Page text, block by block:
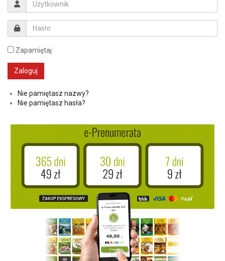
Zapamiętaj
Nie pamiętasz nazwy?
Nie pamiętasz hasła?